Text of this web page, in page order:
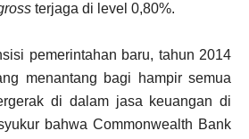
terjaga di level 0,80%.
pemerintahan baru, tahun 2014
menantang bagi hampir semua
di dalam jasa keuangan di
bahwa Commonwealth Bank